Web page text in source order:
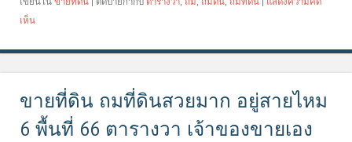
เห็น
ขายที่ดิน ถมที่ดินสวยมาก อยู่สายไหม
6 พื้นที่ 66 ตารางวา เจ้าของขายเอง